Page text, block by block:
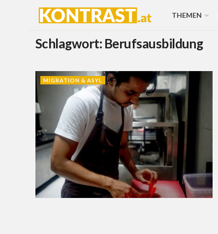
THEMEN
Schlagwort: Berufsausbildung
MIGRATION & ASYL